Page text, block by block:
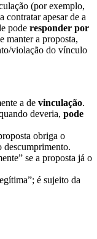
(por exemplo,
contratar apesar de a
pode responder por
manter a proposta,
violação do vínculo
a de vinculação.
deveria, pode
obriga o
descumprimento.
se a proposta já o
é sujeito da